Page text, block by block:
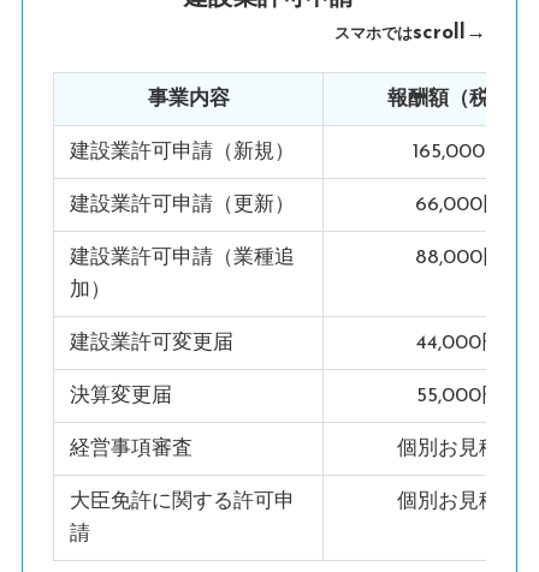
スマホではscroll→
事業内容 報酬額（税込）
建設業許可申請（新規） 165,000円
建設業許可申請（更新） 66,000円
建設業許可申請（業種追
加）
88,000円
建設業許可変更届 44,000円
決算変更届 55,000円
経営事項審査 個別お見積り
大臣免許に関する許可申
請
個別お見積り